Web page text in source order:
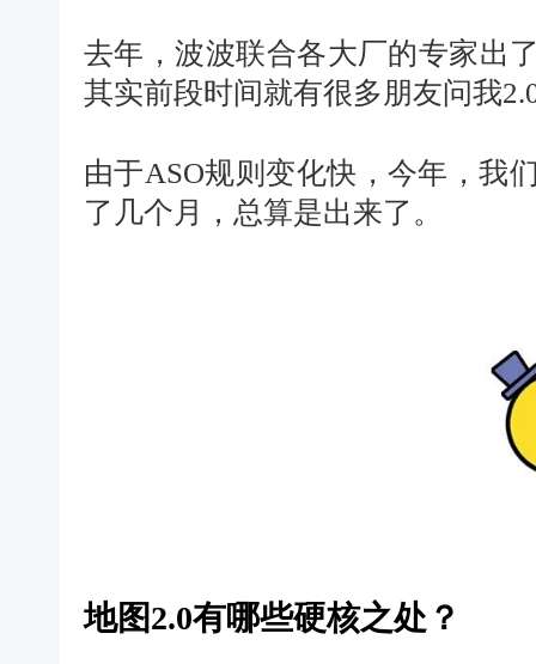
去年，波波联合各大厂的专家出
其实前段时间就有很多朋友问我
由于ASO规则变化快，今年，我
了几个月，总算是出来了。
地图2.0有哪些硬核之处？